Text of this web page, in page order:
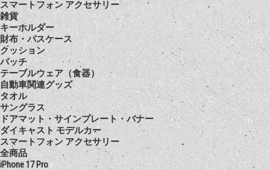
スマートフォン アクセサリー
雑貨
キーホルダー
財布・パスケース
クッション
パッチ
テーブルウェア（食器）
自動車関連グッズ
タオル
サングラス
ドアマット・サインプレート・バナー
ダイキャスト モデルカー
スマートフォン アクセサリー
全商品
iPhone 17 Pro